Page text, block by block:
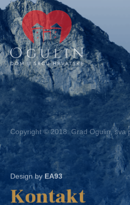
Copyright © 2018. Grad Ogulin, sva
EA93
Kontakt